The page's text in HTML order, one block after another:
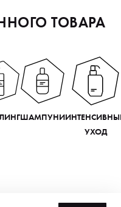
ТОВАРА
ШАМПУНИ
УХОД